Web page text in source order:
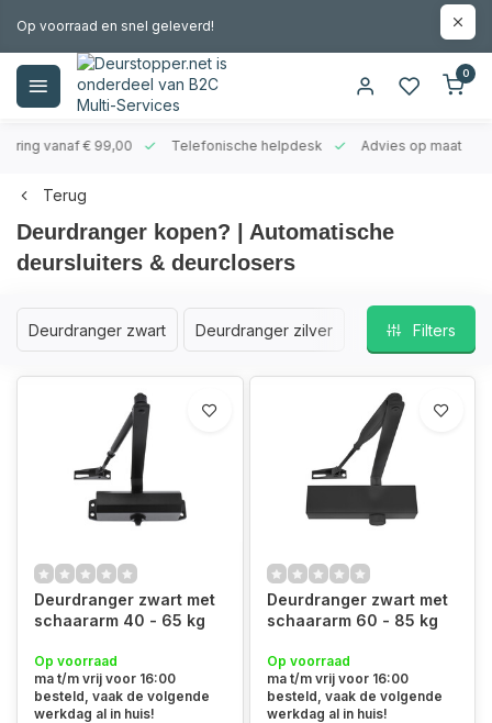
Op voorraad en snel geleverd!
0
vanaf € 99,00 Telefonische helpdesk Advies op maat
Terug
Deurdranger kopen? | Automatische
deursluiters & deurclosers
Deurdranger zwart Deurdranger zilver Filters
Deurdranger zwart met
schaararm 40 - 65 kg
Op voorraad
ma t/m vrij voor 16:00
besteld, vaak de volgende
werkdag al in huis!
Deurdranger zwart met
schaararm 60 - 85 kg
Op voorraad
ma t/m vrij voor 16:00
besteld, vaak de volgende
werkdag al in huis!